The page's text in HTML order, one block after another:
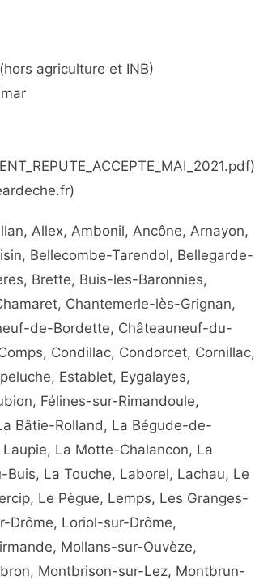
agriculture et INB)
Allex, Ambonil, Ancône, Arnayon,
Bellecombe-Tarendol, Bellegarde-
Brette, Buis-les-Baronnies,
Chantemerle-lès-Grignan,
de-Bordette, Châteauneuf-du-
Condillac, Condorcet, Cornillac,
Establet, Eygalayes,
Félines-sur-Rimandoule,
Bâtie-Rolland, La Bégude-de-
La Motte-Chalancon, La
La Touche, Laborel, Lachau, Le
Le Pègue, Lemps, Les Granges-
Drôme, Loriol-sur-Drôme,
Mollans-sur-Ouvèze,
Montbrison-sur-Lez, Montbrun-